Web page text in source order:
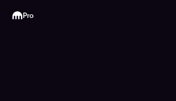
Kraken
Pro